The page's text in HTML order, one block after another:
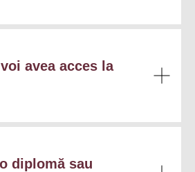
avea acces la
diplomă sau